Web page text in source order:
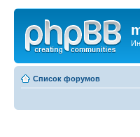
Список форумов